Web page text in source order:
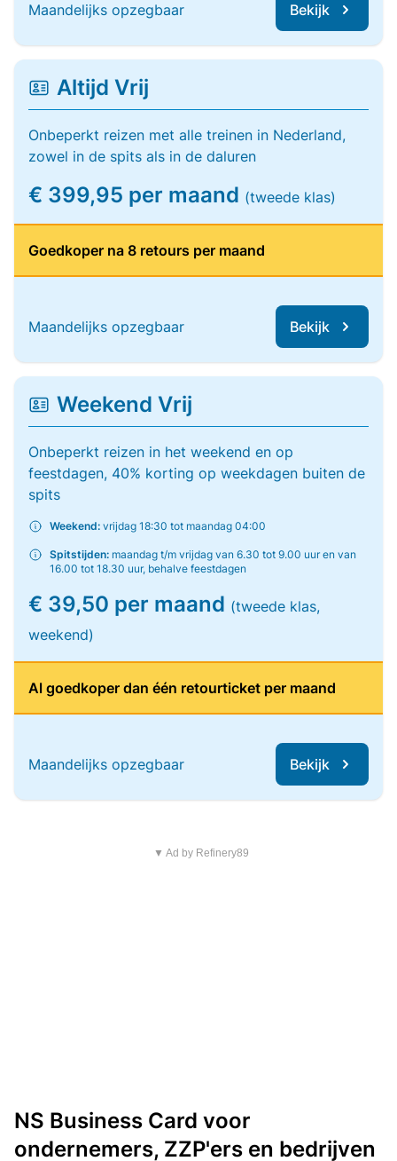
Maandelijks opzegbaar Bekijk
Altijd Vrij
Onbeperkt reizen met alle treinen in Nederland,
zowel in de spits als in de daluren
€ 399,95 per maand (tweede klas)
Goedkoper na 8 retours per maand
Maandelijks opzegbaar Bekijk
Weekend Vrij
Onbeperkt reizen in het weekend en op
feestdagen, 40% korting op weekdagen buiten de
spits
Weekend: vrijdag 18:30 tot maandag 04:00
Spitstijden: maandag t/m vrijdag van 6.30 tot 9.00 uur en van
16.00 tot 18.30 uur, behalve feestdagen
€ 39,50 per maand (tweede klas,
weekend)
Al goedkoper dan één retourticket per maand
Maandelijks opzegbaar Bekijk
▼ Ad by Refinery89
NS Business Card voor
ondernemers, ZZP'ers en bedrijven